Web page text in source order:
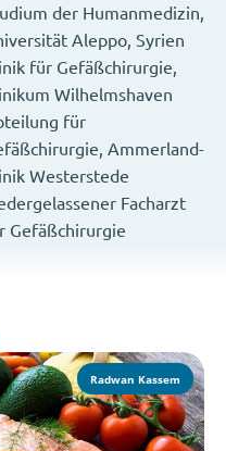
der Humanmedizin,
Aleppo, Syrien
für Gefäßchirurgie,
Wilhelmshaven
für
Ammerland-
Westerstede
Facharzt
Gefäßchirurgie
Radwan Kassem